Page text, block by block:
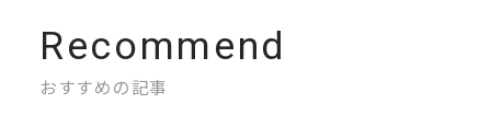
Recommend
おすすめの記事